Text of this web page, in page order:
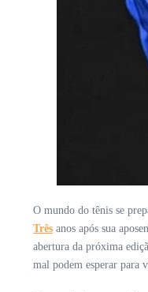
O mundo do tênis se
Três anos após sua
abertura da próxima
mal podem esperar para